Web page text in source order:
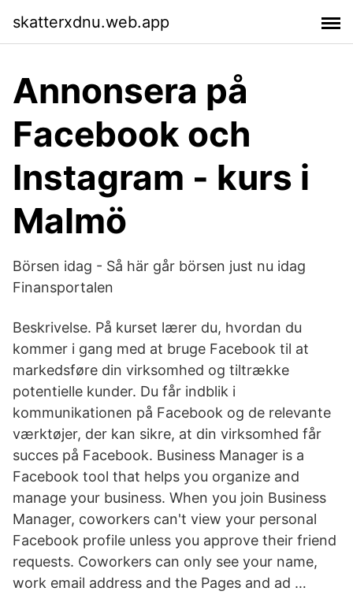
skatterxdnu.web.app
Annonsera på
Facebook och
Instagram - kurs i
Malmö
Börsen idag - Så här går börsen just nu idag
Finansportalen
Beskrivelse. På kurset lærer du, hvordan du
kommer i gang med at bruge Facebook til at
markedsføre din virksomhed og tiltrække
potentielle kunder. Du får indblik i
kommunikationen på Facebook og de relevante
værktøjer, der kan sikre, at din virksomhed får
succes på Facebook. Business Manager is a
Facebook tool that helps you organize and
manage your business. When you join Business
Manager, coworkers can't view your personal
Facebook profile unless you approve their friend
requests. Coworkers can only see your name,
work email address and the Pages and ad …